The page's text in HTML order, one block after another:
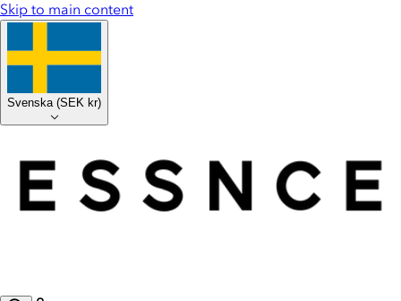
Skip to main content
Svenska (SEK kr)